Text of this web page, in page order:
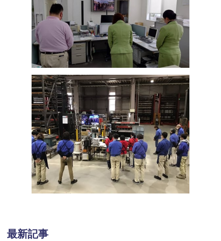
最新記事